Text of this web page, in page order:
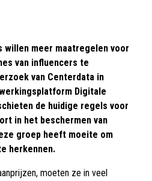
willen meer maatregelen voor
van influencers te
van Centerdata in
Digitale
de huidige regels voor
in het beschermen van
groep heeft moeite om
herkennen.
moeten ze in veel